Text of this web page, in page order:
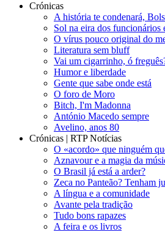
Crónicas
A história te condenará,
Sol na eira dos funcionários
O vírus pouco original do
Literatura sem bluff
Vai um cigarrinho, ó
Humor e liberdade
Gente que sabe onde está
O foro de Moro
Bitch, I'm Madonna
António Macedo sempre
Avelino, anos 80
Crónicas | RTP Notícias
O «acordo» que ninguém
Aznavour e a magia da
O Brasil já está a arder?
Zeca no Panteão? Tenham
A língua e a comunidade
Avante pela tradição
Tudo bons rapazes
A feira e os livros